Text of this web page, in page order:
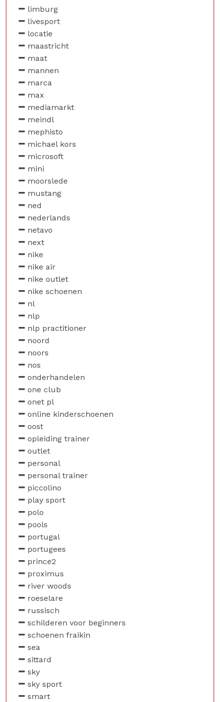
limburg
livesport
locatie
maastricht
maat
mannen
marca
max
mediamarkt
meindl
mephisto
michael kors
microsoft
mini
moorslede
mustang
ned
nederlands
netavo
next
nike
nike air
nike outlet
nike schoenen
nl
nlp
nlp practitioner
noord
noors
nos
onderhandelen
one club
onet pl
online kinderschoenen
oost
opleiding trainer
outlet
personal
personal trainer
piccolino
play sport
polo
pools
portugal
portugees
prince2
proximus
river woods
roeselare
russisch
schilderen voor beginners
schoenen fraikin
sea
sittard
sky
sky sport
smart